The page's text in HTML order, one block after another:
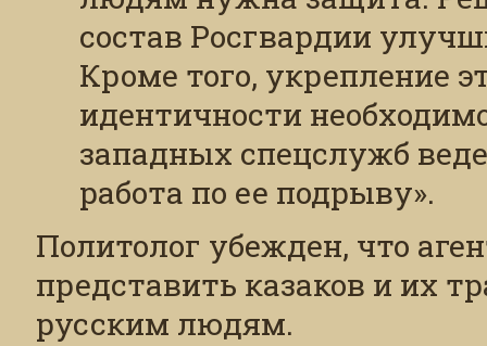
состав Росгвардии
Кроме того, укрепление
идентичности
западных спецслужб
работа по ее подрыву».
Политолог убежден, что
представить казаков и их
русским людям.